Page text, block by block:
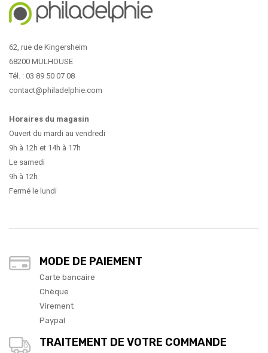
62, rue de Kingersheim
68200 MULHOUSE
Tél. : 03 89 50 07 08
contact@philadelphie.com
Horaires du magasin
Ouvert du mardi au vendredi
9h à 12h et 14h à 17h
Le samedi
9h à 12h
Fermé le lundi
MODE DE PAIEMENT
Carte bancaire
Chèque
Virement
Paypal
TRAITEMENT DE VOTRE COMMANDE